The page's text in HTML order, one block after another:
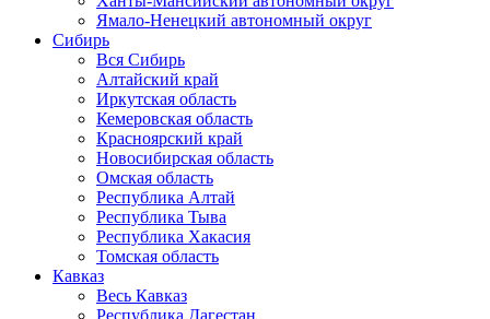
Ямало-Ненецкий автономный округ
Сибирь
Вся Сибирь
Алтайский край
Иркутская область
Кемеровская область
Красноярский край
Новосибирская область
Омская область
Республика Алтай
Республика Тыва
Республика Хакасия
Томская область
Кавказ
Весь Кавказ
Республика Дагестан